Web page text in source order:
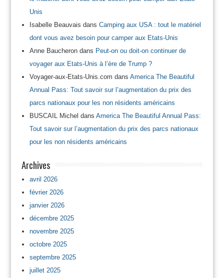
Unis
Isabelle Beauvais dans Camping aux USA : tout le matériel
dont vous avez besoin pour camper aux Etats-Unis
Anne Baucherondans Peut-on ou doit-on continuer de
voyager aux Etats-Unis à l’ère de Trump ?
Voyager-aux-Etats-Unis.com dans America The Beautiful
Annual Pass: Tout savoir sur l’augmentation du prix des
parcs nationaux pour les non résidents américains
BUSCAIL Michel dans America The Beautiful Annual Pass:
Tout savoir sur l’augmentation du prix des parcs nationaux
pour les non résidents américains
Archives
avril 2026
février 2026
janvier 2026
décembre 2025
novembre 2025
octobre 2025
septembre 2025
juillet 2025